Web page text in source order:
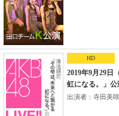
HD
2019年9月29日
虹になる。」
出演者：寺田美